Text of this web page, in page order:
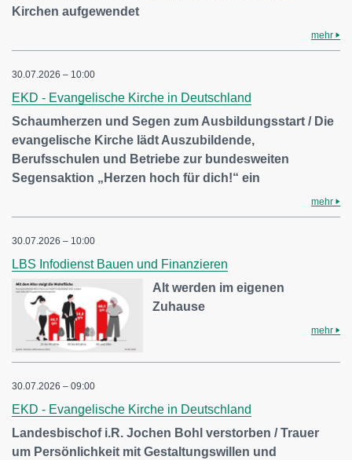
Kirchen aufgewendet
mehr
30.07.2026 – 10:00
EKD - Evangelische Kirche in Deutschland
Schaumherzen und Segen zum Ausbildungsstart / Die
evangelische Kirche lädt Auszubildende,
Berufsschulen und Betriebe zur bundesweiten
Segensaktion „Herzen hoch für dich!“ ein
mehr
30.07.2026 – 10:00
LBS Infodienst Bauen und Finanzieren
Alt werden im eigenen
Zuhause
mehr
30.07.2026 – 09:00
EKD - Evangelische Kirche in Deutschland
Landesbischof i.R. Jochen Bohl verstorben / Trauer
um Persönlichkeit mit Gestaltungswillen und